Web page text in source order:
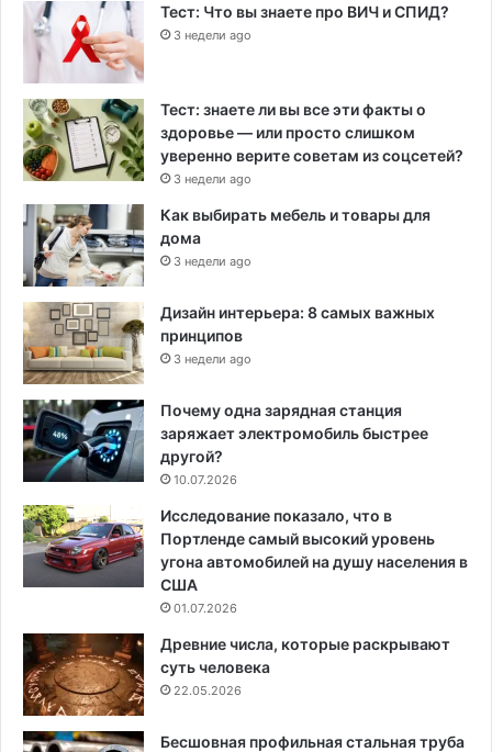
Тест: Что вы знаете про ВИЧ и СПИД?
3 недели ago
Тест: знаете ли вы все эти факты о
здоровье — или просто слишком
уверенно верите советам из соцсетей?
3 недели ago
Как выбирать мебель и товары для
дома
3 недели ago
Дизайн интерьера: 8 самых важных
принципов
3 недели ago
Почему одна зарядная станция
заряжает электромобиль быстрее
другой?
10.07.2026
Исследование показало, что в
Портленде самый высокий уровень
угона автомобилей на душу населения в
США
01.07.2026
Древние числа, которые раскрывают
суть человека
22.05.2026
Бесшовная профильная стальная труба